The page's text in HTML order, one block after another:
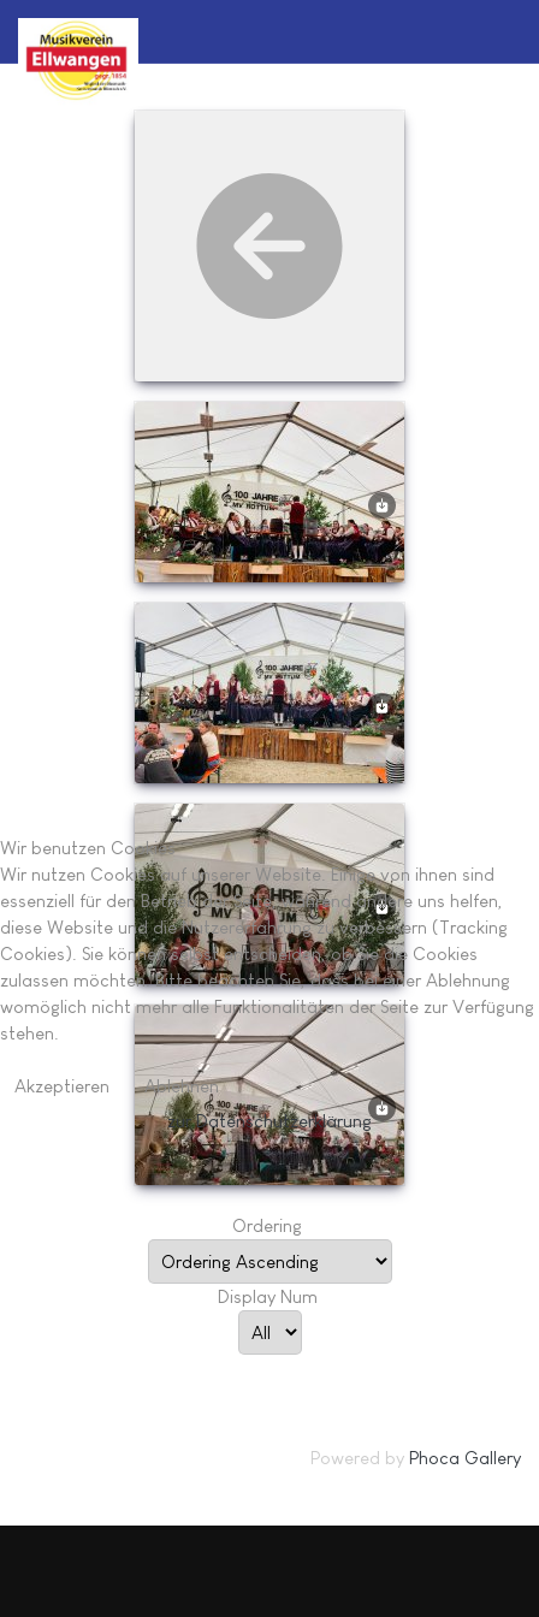
Ordering
Display Num
Powered by Phoca Gallery
Wir benutzen Cookies
Wir nutzen Cookies auf unserer Website. Einige von ihnen sind
essenziell für den Betrieb der Seite, während andere uns helfen,
diese Website und die Nutzererfahrung zu verbessern (Tracking
Cookies). Sie können selbst entscheiden, ob Sie die Cookies
zulassen möchten. Bitte beachten Sie, dass bei einer Ablehnung
womöglich nicht mehr alle Funktionalitäten der Seite zur Verfügung
stehen.
Akzeptieren
Ablehnen
zur Datenschutzerklärung